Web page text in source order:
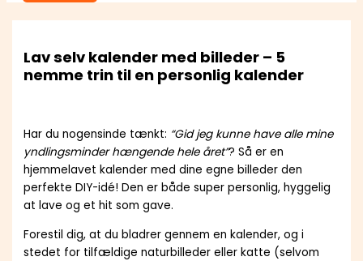
Lav selv kalender med billeder – 5
nemme trin til en personlig kalender
Har du nogensinde tænkt: “Gid jeg kunne have alle mine
yndlingsminder hængende hele året”? Så er en
hjemmelavet kalender med dine egne billeder den
perfekte DIY-idé! Den er både super personlig, hyggelig
at lave og et hit som gave.
Forestil dig, at du bladrer gennem en kalender, og i
stedet for tilfældige naturbilleder eller katte (selvom